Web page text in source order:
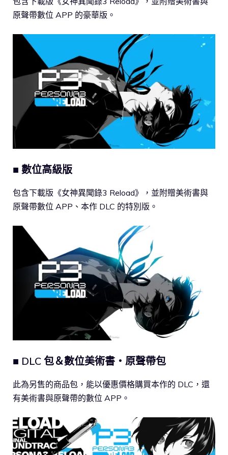
原聲帶數位 APP 的豪華版。
■ 數位高級版
包含下載版《女神異聞錄3 Reload》，並附贈美術書與
原聲帶數位 APP、本作 DLC 的特別版。
■ DLC 包＆數位美術書・原聲帶包
此為另售的商品包，能以優惠價格購買本作的 DLC，還
有美術書與原聲帶的數位 APP。